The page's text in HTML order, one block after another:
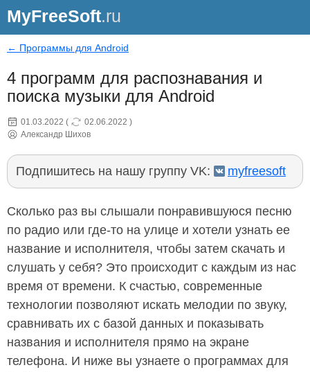
MyFreeSoft.ru
← Программы для Android
4 программ для распознавания и
поиска музыки для Android
01.03.2022 ( 02.06.2022 )
Александр Шихов
Подпишитесь на нашу группу VK: myfreesoft
Сколько раз вы слышали понравившуюся песню
по радио или где-то на улице и хотели узнать ее
название и исполнителя, чтобы затем скачать и
слушать у себя? Это происходит с каждым из нас
время от времени. К счастью, современные
технологии позволяют искать мелодии по звуку,
сравнивать их с базой данных и показывать
названия и исполнителя прямо на экране
телефона. И ниже вы узнаете о программах для